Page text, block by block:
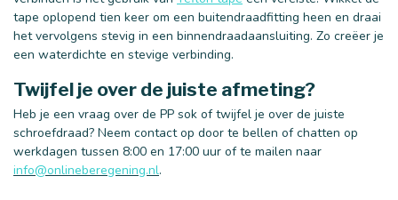
tape oplopend tien keer om een buitendraadfitting heen en draai
het vervolgens stevig in een binnendraadaansluiting. Zo creëer je
een waterdichte en stevige verbinding.
Twijfel je over de juiste afmeting?
Heb je een vraag over de PP sok of twijfel je over de juiste
schroefdraad? Neem contact op door te bellen of chatten op
werkdagen tussen 8:00 en 17:00 uur of te mailen naar
info@onlineberegening.nl.